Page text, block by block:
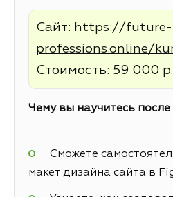
Сайт: https://future-
professions.online/
Стоимость: 59 000 р.
Чему вы научитесь после
Сможете
макет дизайна сайта в